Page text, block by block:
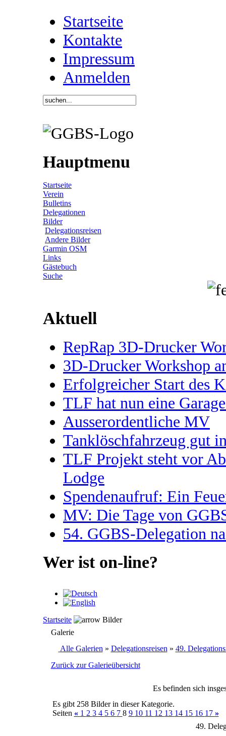
Startseite
Kontakte
Impressum
Anmelden
Hauptmenu
Startseite
Verein
Bulletins
Delegationen
Bilder
Delegationsreisen
Andere Bilder
Garmin OSM
Links
Gästebuch
Suche
Aktuell
RepRap 3D-Drucker
3D-Drucker Workshop
Erfolgreicher Start des
TLF hat nun eine
Ausserordentliche MV
Tanklöschfahrzeug gut
TLF Projekt steht vor
Lodge
Spendenaufruf: Ein
MV: Die Tage von
54. GGBS-Delegation
Wer ist on-line?
Startseite
Bilder
Galerie
Alle Galerien » Delegationsreisen » 49.
Zurück zur Galerieübersicht
Es befinden sich
Es gibt 258 Bilder in dieser Kategorie.
Seiten « 1 2 3 4 5 6 7 8 9 10 11 12 13 14 15 16 17 »
49.